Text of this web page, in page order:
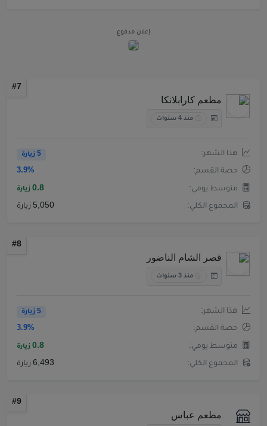
إعلان مدفوع
#7
مطعم كارابلانكا
منذ 4 سنوات
هذا الشهر: 5 زيارة
حصة القسم: 3.9%
متوسط يومي: 0.8 زيارة
المجموع الكلي: 5,050 زيارة
#8
قصر الشام الناضور
منذ 3 سنوات
هذا الشهر: 5 زيارة
حصة القسم: 3.9%
متوسط يومي: 0.8 زيارة
المجموع الكلي: 6,493 زيارة
#9
مطعم عباس